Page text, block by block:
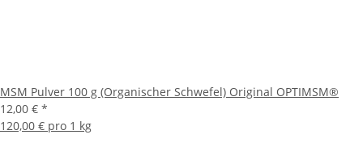
MSM Pulver 100 g (Organischer Schwefel) Original OPTIMSM®
12,00 € *
120,00 € pro 1 kg